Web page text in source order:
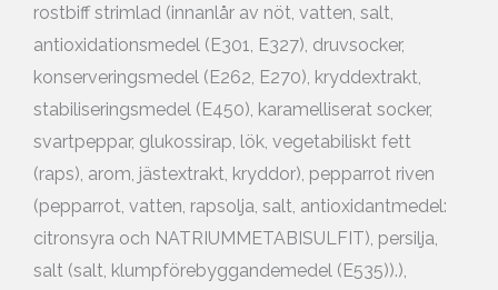
rostbiff strimlad (innanlår av nöt, vatten, salt,
antioxidationsmedel (E301, E327), druvsocker,
konserveringsmedel (E262, E270), kryddextrakt,
stabiliseringsmedel (E450), karamelliserat socker,
svartpeppar, glukossirap, lök, vegetabiliskt fett
(raps), arom, jästextrakt, kryddor), pepparrot riven
(pepparrot, vatten, rapsolja, salt, antioxidantmedel:
citronsyra och NATRIUMMETABISULFIT), persilja,
salt (salt, klumpförebyggandemedel (E535)).),